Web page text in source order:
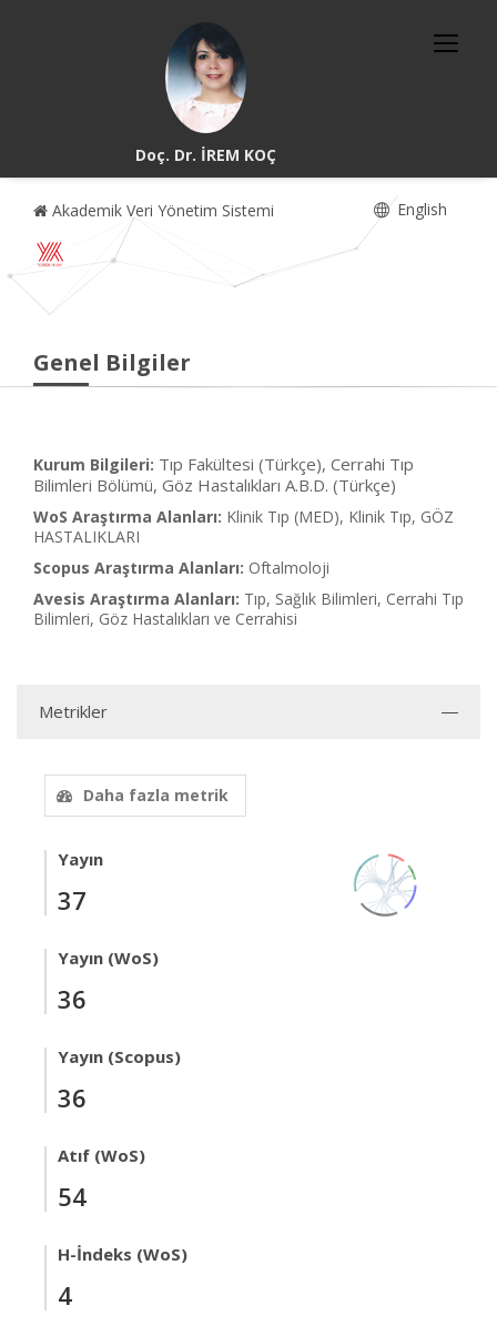
Doç. Dr. İREM KOÇ
Akademik Veri Yönetim Sistemi English
Genel Bilgiler
Kurum Bilgileri: Tıp Fakültesi (Türkçe), Cerrahi Tıp
Bilimleri Bölümü, Göz Hastalıkları A.B.D. (Türkçe)
WoS Araştırma Alanları: Klinik Tıp (MED), Klinik Tıp, GÖZ
HASTALIKLARI
Scopus Araştırma Alanları: Oftalmoloji
Avesis Araştırma Alanları: Tıp, Sağlık Bilimleri, Cerrahi Tıp
Bilimleri, Göz Hastalıkları ve Cerrahisi
Metrikler
Daha fazla metrik
Yayın
37
Yayın (WoS)
36
Yayın (Scopus)
36
Atıf (WoS)
54
H-İndeks (WoS)
4